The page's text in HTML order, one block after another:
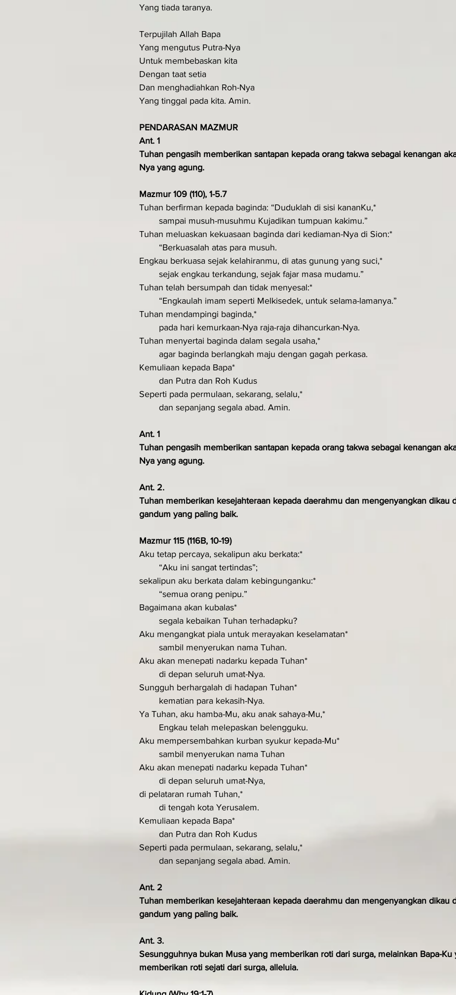
Yang tiada taranya.
Terpujilah Allah Bapa
Yang mengutus Putra-Nya
Untuk membebaskan kita
Dengan taat setia
Dan menghadiahkan Roh-Nya
Yang tinggal pada kita. Amin.
PENDARASAN MAZMUR
Ant. 1
Tuhan pengasih memberikan santapan kepada orang takwa sebagai kenangan
Nya yang agung.
Mazmur 109 (110), 1-5.7
Tuhan berfirman kepada baginda: “Duduklah di sisi kananKu,*
	sampai musuh-musuhmu Kujadikan tumpuan kakimu.”
Tuhan meluaskan kekuasaan baginda dari kediaman-Nya di Sion:*
	“Berkuasalah atas para musuh.
Engkau berkuasa sejak kelahiranmu, di atas gunung yang suci,*
	sejak engkau terkandung, sejak fajar masa mudamu.”
Tuhan telah bersumpah dan tidak menyesal:*
	“Engkaulah imam seperti Melkisedek, untuk selama-lamanya.”
Tuhan mendampingi baginda,*
Tuhan menyertai baginda dalam segala usaha,*
	agar baginda berlangkah maju dengan gagah perkasa.
Kemuliaan kepada Bapa*
	dan Putra dan Roh Kudus
Seperti pada permulaan, sekarang, selalu,*
	dan sepanjang segala abad. Amin.
Ant. 1
Tuhan pengasih memberikan santapan kepada orang takwa sebagai kenangan
Nya yang agung.
Ant. 2.
Tuhan memberikan kesejahteraan kepada daerahmu dan mengenyangkan dikau
gandum yang paling baik.
Mazmur 115 (116B, 10-19)
Aku tetap percaya, sekalipun aku berkata:*
	“Aku ini sangat tertindas”;
sekalipun aku berkata dalam kebingunganku:*
	“semua orang penipu.”
Bagaimana akan kubalas*
	segala kebaikan Tuhan terhadapku?
Aku mengangkat piala untuk merayakan keselamatan*
	sambil menyerukan nama Tuhan.
Aku akan menepati nadarku kepada Tuhan*
	di depan seluruh umat-Nya.
Sungguh berhargalah di hadapan Tuhan*
	kematian para kekasih-Nya.
Ya Tuhan, aku hamba-Mu, aku anak sahaya-Mu,*
	Engkau telah melepaskan belengguku.
Aku mempersembahkan kurban syukur kepada-Mu*
	sambil menyerukan nama Tuhan
Aku akan menepati nadarku kepada Tuhan*
	di depan seluruh umat-Nya,
di pelataran rumah Tuhan,*
	di tengah kota Yerusalem.
Kemuliaan kepada Bapa*
	dan Putra dan Roh Kudus
Seperti pada permulaan, sekarang, selalu,*
	dan sepanjang segala abad. Amin.
Ant. 2
Tuhan memberikan kesejahteraan kepada daerahmu dan mengenyangkan dikau
gandum yang paling baik.
Ant. 3.
Sesungguhnya bukan Musa yang memberikan roti dari surga, melainkan Bapa-Ku
memberikan roti sejati dari surga, alleluia.